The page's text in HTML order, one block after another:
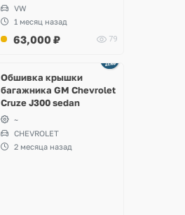
VW
1 месяц назад
63,000 ₽ 79
Обшивка крышки
багажника GM Chevrolet
Cruze J300 sedan
~
CHEVROLET
2 месяца назад